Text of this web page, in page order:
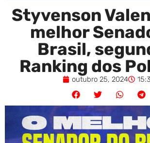
Styvenson
melhor
Brasil,
Ranking dos
outubro 25, 2024